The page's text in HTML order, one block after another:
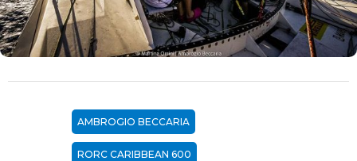
AMBROGIO BECCARIA
RORC CARIBBEAN 600